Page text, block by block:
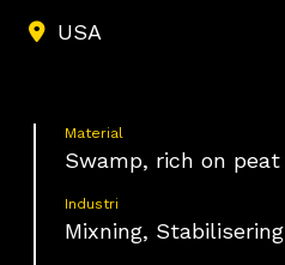
USA
Material
Swamp, rich on
Industri
Mixning,